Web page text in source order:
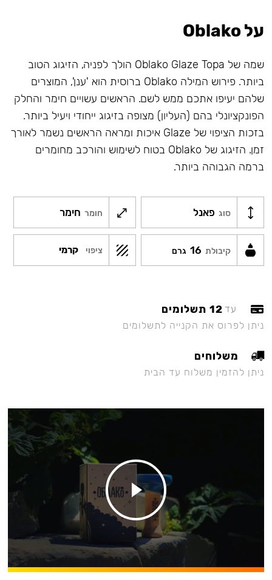
על Oblako
שמה של Oblako Glaze Topa הולך לפניה, הזיגוג הטוב
ביותר. פירוש המילה Oblako ברוסית הוא 'ענן', המוצרים
שלהם יעיפו אתכם ממש לשם. הראשים עשויים חימר והחלק
הפונקציונלי בהם (העליון) מצופה בזיגוג ייחודי ויעיל ביותר.
בזכות הציפוי של Glaze איכות ומראה הראשים נשמר לאורך
זמן. הזיגוג של Oblako בטוח לשימוש והורכב מחומרים
ברמה הגבוהה ביותר.
סוג פאנל חומר חימר
קיבולת 16 גרם ציפוי קרמי
עד 12 תשלומים
ניתן לפרוס את הקנייה לתשלומים
משלוחים
ניתן להזמין משלוח עד הבית